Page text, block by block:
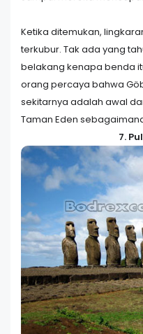
Ketika ditemukan,
terkubur. Tak ada yang
belakang kenapa benda
orang percaya bahwa
sekitarnya adalah awal
Taman Eden
7.